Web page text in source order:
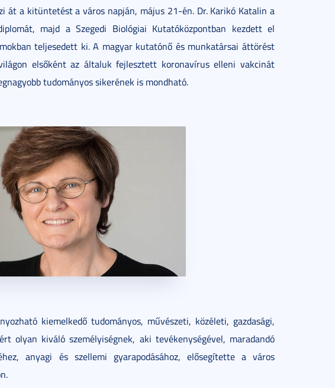
át a kitüntetést a város napján, május 21-én. Dr. Karikó Katalin a
majd a Szegedi Biológiai Kutatóközpontban kezdett el
teljesedett ki. A magyar kutatónő és munkatársai áttörést
elsőként az általuk fejlesztett koronavírus elleni vakcinát
tudományos sikerének is mondható.
kiemelkedő tudományos, művészeti, közéleti, gazdasági,
olyan kiváló személyiségnek, aki tevékenységével, maradandó
anyagi és szellemi gyarapodásához, elősegítette a város